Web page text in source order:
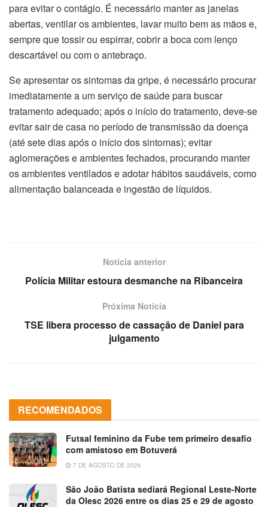
para evitar o contágio. É necessário manter as janelas
abertas, ventilar os ambientes, lavar muito bem as mãos e,
sempre que tossir ou espirrar, cobrir a boca com lenço
descartável ou com o antebraço.
Se apresentar os sintomas da gripe, é necessário procurar
imediatamente a um serviço de saúde para buscar
tratamento adequado; após o início do tratamento, deve-se
evitar sair de casa no período de transmissão da doença
(até sete dias após o início dos sintomas); evitar
aglomerações e ambientes fechados, procurando manter
os ambientes ventilados e adotar hábitos saudáveis, como
alimentação balanceada e ingestão de líquidos.
Notícia anterior
Polícia Militar estoura desmanche na Ribanceira
Próxima Notícia
TSE libera processo de cassação de Daniel para
julgamento
RECOMENDADOS
Futsal feminino da Fube tem primeiro desafio
com amistoso em Botuverá
7 DE AGOSTO DE 2026
São João Batista sediará Regional Leste-Norte
da Olesc 2026 entre os dias 25 e 29 de agosto